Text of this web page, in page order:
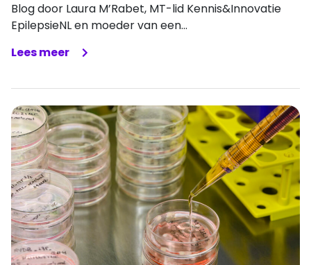
Blog door Laura M’Rabet, MT-lid Kennis&Innovatie
EpilepsieNL en moeder van een...
Lees meer